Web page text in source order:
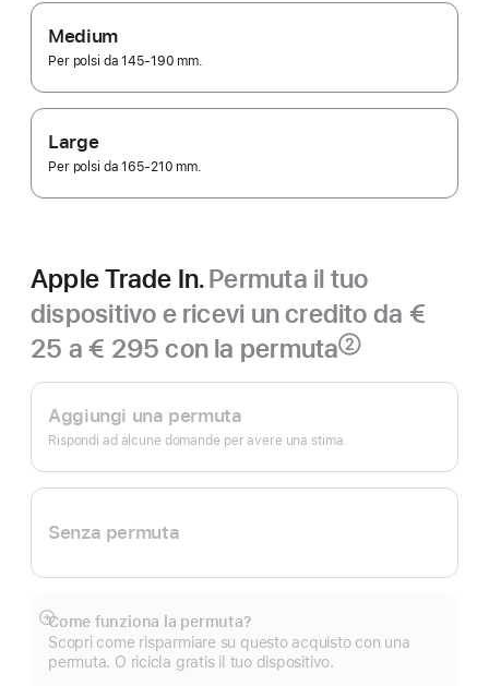
Medium
Per polsi da 145-190 mm.
Large
Per polsi da 165-210 mm.
Apple Trade In.Permuta il tuo
dispositivo e ricevi un credito da €
25 a € 295 con la permuta②
Apple Trade In.
Aggiungi una permuta
Rispondi ad alcune domande per avere una stima.
Senza permuta
Come funziona la permuta?
Scopri come risparmiare su questo acquisto con una
permuta. O ricicla gratis il tuo dispositivo.
Mostra
di
più